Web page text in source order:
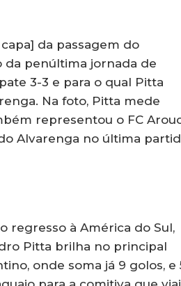
da passagem do
da penúltima jornada de
3-3 e para o qual Pitta
Na foto, Pitta mede
representou o FC
Alvarenga no última
regresso à América do Sul,
Pitta brilha no principal
onde soma já 9 golos, e